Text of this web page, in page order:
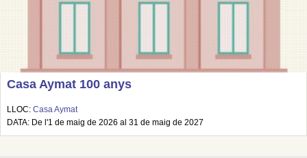
Casa Aymat 100 anys
LLOC: Casa Aymat
DATA: De l'1 de maig de 2026 al 31 de maig de 2027